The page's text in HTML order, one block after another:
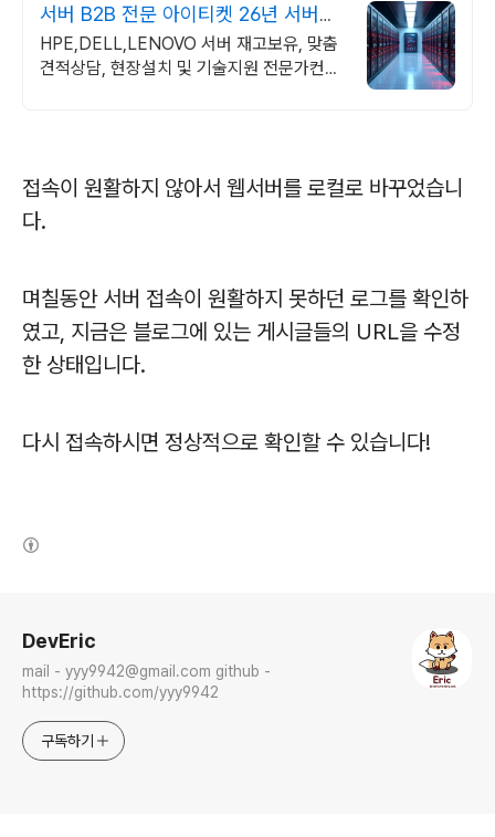
서버 B2B 전문 아이티켓 26년 서버전
문,현장설치지원
HPE,DELL,LENOVO 서버 재고보유, 맞춤
견적상담, 현장설치 및 기술지원 전문가컨설
접속이 원활하지 않아서 웹서버를 로컬로 바꾸었습니
다.
며칠동안 서버 접속이 원활하지 못하던 로그를 확인하
였고, 지금은 블로그에 있는 게시글들의 URL을 수정
한 상태입니다.
다시 접속하시면 정상적으로 확인할 수 있습니다!
DevEric
mail - yyy9942@gmail.com github -
https://github.com/yyy9942
구독하기